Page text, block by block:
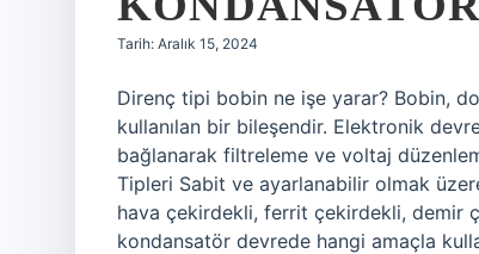
Tarih: Aralık 15, 2024
Direnç tipi bobin ne işe yarar? Bobin,
kullanılan bir bileşendir. Elektronik
bağlanarak filtreleme ve voltaj
Tipleri Sabit ve ayarlanabilir olmak
hava çekirdekli, ferrit çekirdekli, demir
kondansatör devrede hangi amaçla